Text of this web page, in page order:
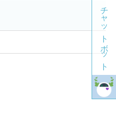
チャットボット